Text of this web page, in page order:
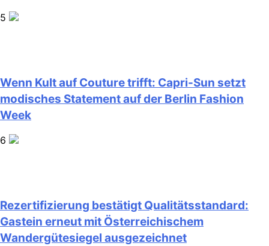
5
Wenn Kult auf Couture trifft: Capri-Sun setzt
modisches Statement auf der Berlin Fashion
Week
6
Rezertifizierung bestätigt Qualitätsstandard:
Gastein erneut mit Österreichischem
Wandergütesiegel ausgezeichnet